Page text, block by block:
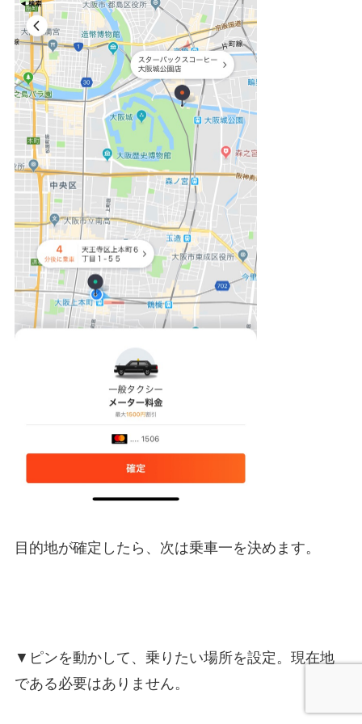
目的地が確定したら、次は乗車一を決めます。
▼ピンを動かして、乗りたい場所を設定。現在地
である必要はありません。